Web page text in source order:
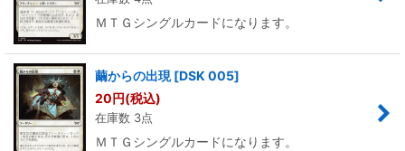
ＭＴＧシングルカードになります。
繭からの出現 [DSK 005]
20円(税込)
在庫数 3点
ＭＴＧシングルカードになります。